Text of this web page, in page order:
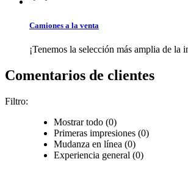
Camiones a la venta
¡Tenemos la selección más amplia de la
Comentarios de clientes
Filtro:
Mostrar todo (0)
Primeras impresiones (0)
Mudanza en línea (0)
Experiencia general (0)